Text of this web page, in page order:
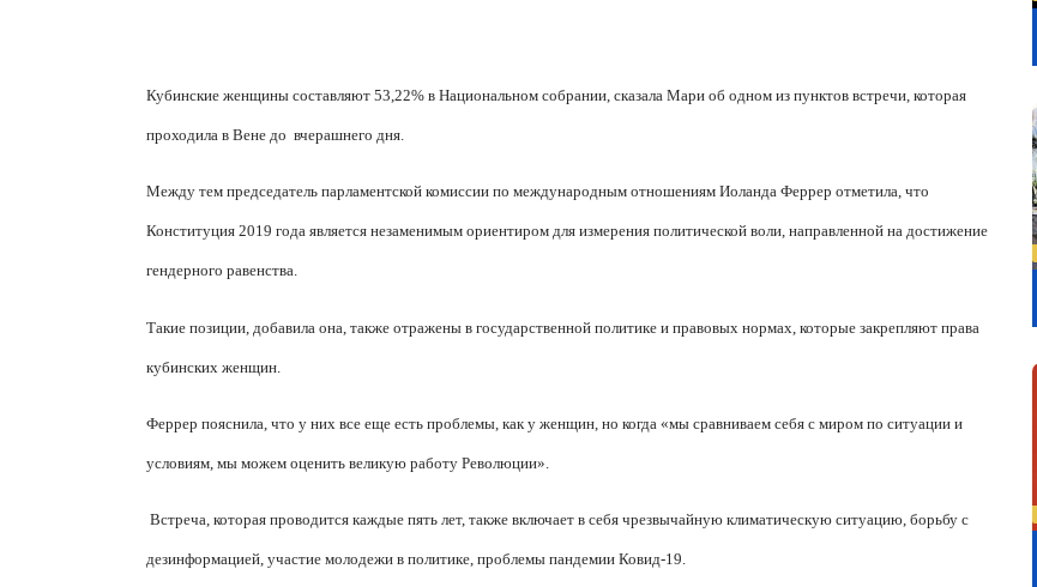
Кубинские женщины составляют 53,22% в Национальном собрании, сказала Мари об одном из пунктов встречи, которая
проходила в Вене до вчерашнего дня.
Между тем председатель парламентской комиссии по международным отношениям Иоланда Феррер отметила, что
Конституция 2019 года является незаменимым ориентиром для измерения политической воли, направленной на достижение
гендерного равенства.
Такие позиции, добавила она, также отражены в государственной политике и правовых нормах, которые закрепляют права
кубинских женщин.
Феррер пояснила, что у них все еще есть проблемы, как у женщин, но когда «мы сравниваем себя с миром по ситуации и
условиям, мы можем оценить великую работу Революции».
Встреча, которая проводится каждые пять лет, также включает в себя чрезвычайную климатическую ситуацию, борьбу с
дезинформацией, участие молодежи в политике, проблемы пандемии Ковид-19.